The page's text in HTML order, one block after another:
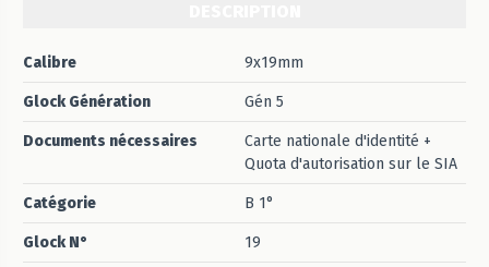
Calibre 9x19mm
Glock Génération Gén 5
Documents nécessaires
Carte nationale d'identité +
Quota d'autorisation sur le SIA
Catégorie B 1°
Glock N° 19